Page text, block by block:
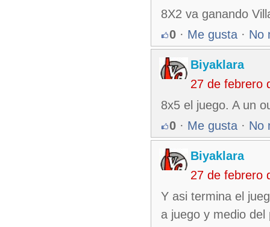
8X2 va ganando
0 · Me gusta · No
Biyaklara
27 de febrero
8x5 el juego. A un
0 · Me gusta · No
Biyaklara
27 de febrero
Y asi termina el
a juego y medio del